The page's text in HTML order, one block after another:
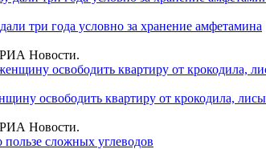
три года условно за хранение амфетамина
Новости.
освободить квартиру от крокодила,
Новости.